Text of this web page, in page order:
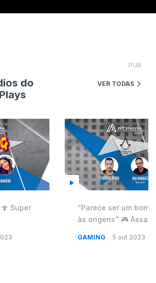
PUB
do
VER TODAS
Super
“Parece ser um bom
às origens” 🎮
GAMING 5 out 2023